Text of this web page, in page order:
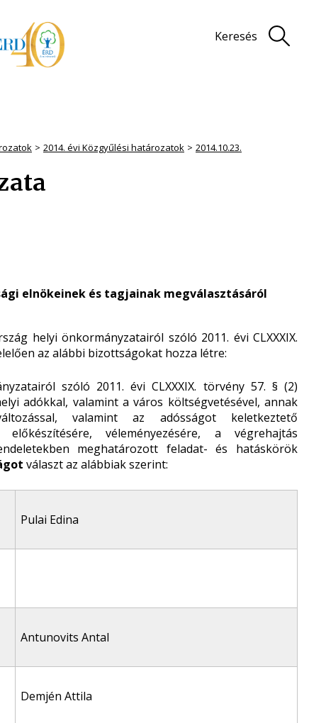
Keresés
2014. évi Közgyűlési határozatok 2014.10.23.
elnökeinek és tagjainak megválasztásáról
helyi önkormányzatairól szóló 2011. évi CLXXXIX.
az alábbi bizottságokat hozza létre:
szóló 2011. évi CLXXXIX. törvény 57. § (2)
adókkal, valamint a város költségvetésével, annak
valamint az adósságot keletkeztető
véleményezésére, a végrehajtás
meghatározott feladat- és hatáskörök
választ az alábbiak szerint:
Pulai Edina
Antunovits Antal
Demjén Attila